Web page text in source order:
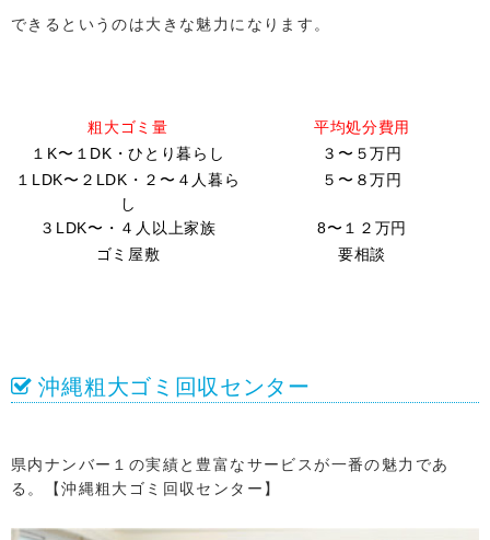
できるというのは大きな魅力になります。
粗大ゴミ量
平均処分費用
１K〜１DK・ひとり暮らし
３〜５万円
１LDK〜２LDK・２〜４人暮ら
し
５〜８万円
３LDK〜・４人以上家族
8〜１２万円
ゴミ屋敷
要相談
沖縄粗大ゴミ回収センター
県内ナンバー１の実績と豊富なサービスが一番の魅力であ
る。【沖縄粗大ゴミ回収センター】